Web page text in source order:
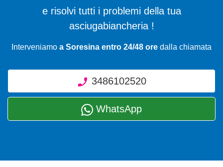
e risolvi tutti i problemi della tua
asciugabiancheria !
Interveniamo a Soresina entro 24/48 ore dalla chiamata
3486102520
WhatsApp